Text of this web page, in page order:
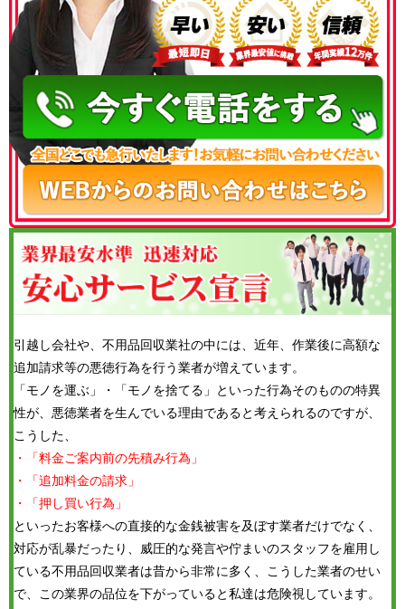
050-3186-4780
引越し会社や、不用品回収業社の中には、近年、作業後に高額な
追加請求等の悪徳行為を行う業者が増えています。
「モノを運ぶ」・「モノを捨てる」といった行為そのものの特異
性が、悪徳業者を生んでいる理由であると考えられるのですが、
こうした、
・「料金ご案内前の先積み行為」
・「追加料金の請求」
・「押し買い行為」
といったお客様への直接的な金銭被害を及ぼす業者だけでなく、
対応が乱暴だったり、威圧的な発言や佇まいのスタッフを雇用し
ている不用品回収業者は昔から非常に多く、こうした業者のせい
で、この業界の品位を下がっていると私達は危険視しています。